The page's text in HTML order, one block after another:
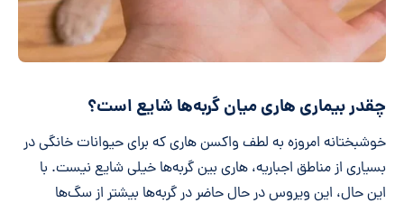
چقدر بیماری هاری میان گربه‌ها شایع است؟
خوشبختانه امروزه به لطف واکسن هاری که برای حیوانات خانگی در
بسیاری از مناطق اجباریه، هاری بین گربه‌ها خیلی شایع نیست. با
این حال، این ویروس در حال حاضر در گربه‌ها بیشتر از سگ‌ها